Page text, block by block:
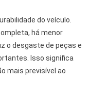
do veículo.
há menor
o desgaste de peças e
Isso significa
mais previsível ao